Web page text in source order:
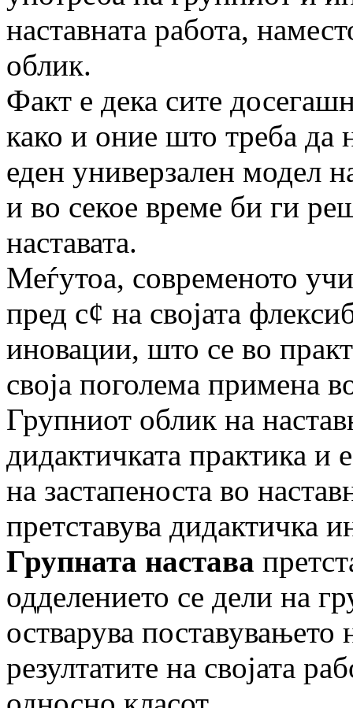
наставната работа,
облик.
Факт е дека сите
како и оние што треба да
еден универзален модел
и во секое време би ги
наставата.
Меѓутоа, современото
пред с¢ на својата
иновации, што се во
своја поголема примена
Групниот облик на
дидактич­ката практика и
на застапеноста во
претставува дидактичка
Групната настава
одделението се дели на
остварува поставувањето
резултатите на својата